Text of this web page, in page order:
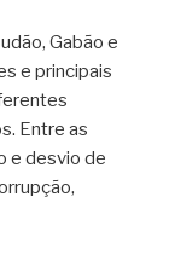
Gabão e
e principais
Entre as
e desvio de